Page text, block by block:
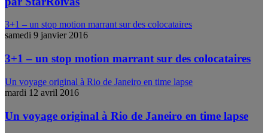
3+1 – un stop motion marrant sur des colocataires
samedi 9 janvier 2016
3+1 – un stop motion marrant sur des colocataires
Un voyage original à Rio de Janeiro en time lapse
mardi 12 avril 2016
Un voyage original à Rio de Janeiro en time lapse